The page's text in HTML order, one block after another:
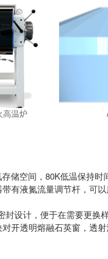
高温炉
空间，80K低温保持时
有液氮流量调节杆，可
计，便于在需要更换样
开透明熔融石英窗，透